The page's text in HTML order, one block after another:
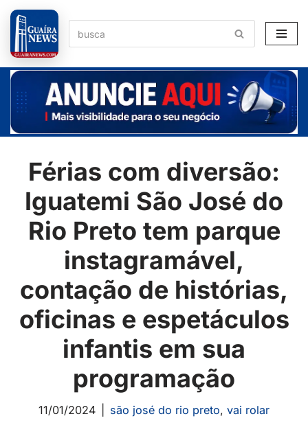
Pular
para
o
conteúdo
Férias com diversão:
Iguatemi São José do
Rio Preto tem parque
instagramável,
contação de histórias,
oficinas e espetáculos
infantis em sua
programação
11/01/2024 são josé do rio preto, vai rolar